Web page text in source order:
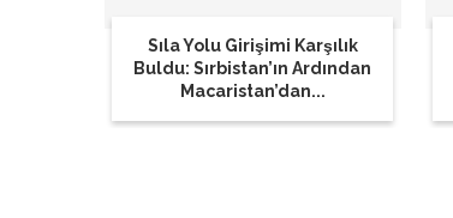
Sıla Yolu Girişimi Karşılık
Buldu: Sırbistan’ın Ardından
Macaristan’dan...